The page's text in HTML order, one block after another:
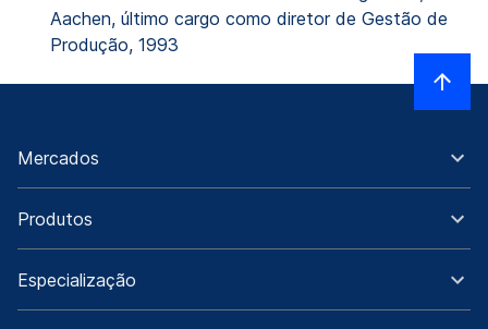
Aachen, último cargo como diretor de Gestão de
Produção, 1993
Mercados
Produtos
Especialização